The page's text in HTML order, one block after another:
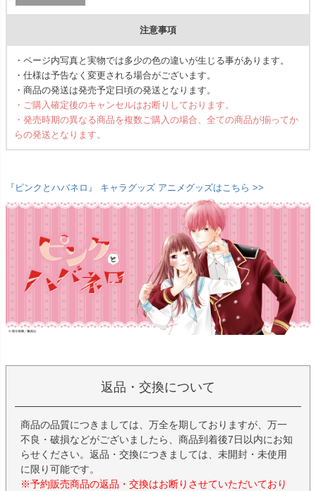
注意事項
・ページ内写真と実物では多少の色の違いが生じる事があります。
・仕様は予告なく変更される場合がございます。
・商品の発送は発売予定日頃の発送となります。
・ご購入確定後のキャンセルはお断りしております。
・発売時期の異なる商品を複数ご購入の場合、全ての商品が揃ってか
らの発送となります。
『ピンクとハバネロ』 キャラグッズ アニメグッズはこちら >>
返品・交換について
商品の品質につきましては、万全を期しておりますが、万一
不良・破損などがございましたら、商品到着後7日以内にお知
らせください。返品・交換につきましては、未開封・未使用
に限り可能です。
※予約販売商品の返品・交換はお断りさせていただいており